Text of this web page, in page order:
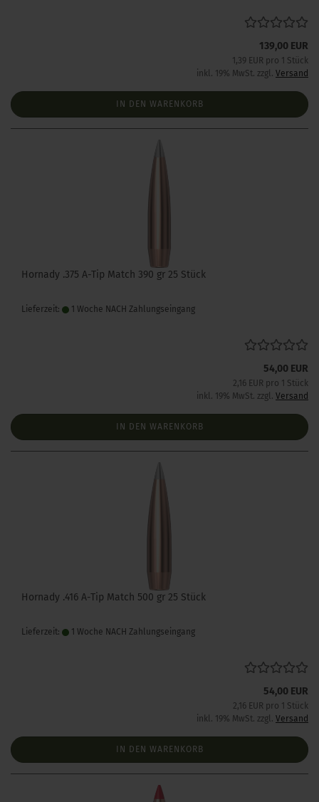
139,00 EUR
1,39 EUR pro 1 Stück
inkl. 19% MwSt. zzgl. Versand
IN DEN WARENKORB
Hornady .375 A-Tip Match 390 gr 25 Stück
Lieferzeit: 1 Woche NACH Zahlungseingang
54,00 EUR
2,16 EUR pro 1 Stück
inkl. 19% MwSt. zzgl. Versand
IN DEN WARENKORB
Hornady .416 A-Tip Match 500 gr 25 Stück
Lieferzeit: 1 Woche NACH Zahlungseingang
54,00 EUR
2,16 EUR pro 1 Stück
inkl. 19% MwSt. zzgl. Versand
IN DEN WARENKORB